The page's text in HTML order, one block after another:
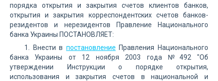
порядка открытия и закрытия счетов клиентов банков,
открытия и закрытия корреспондентских счетов банков-
резидентов и нерезидентов Правление Национального
банка Украины ПОСТАНОВЛЯЕТ:
1. Внести в постановление Правления Национального
банка Украины от 12 ноября 2003 года №492 "Об
утверждении Инструкции о порядке открытия,
использования и закрытия счетов в национальной и